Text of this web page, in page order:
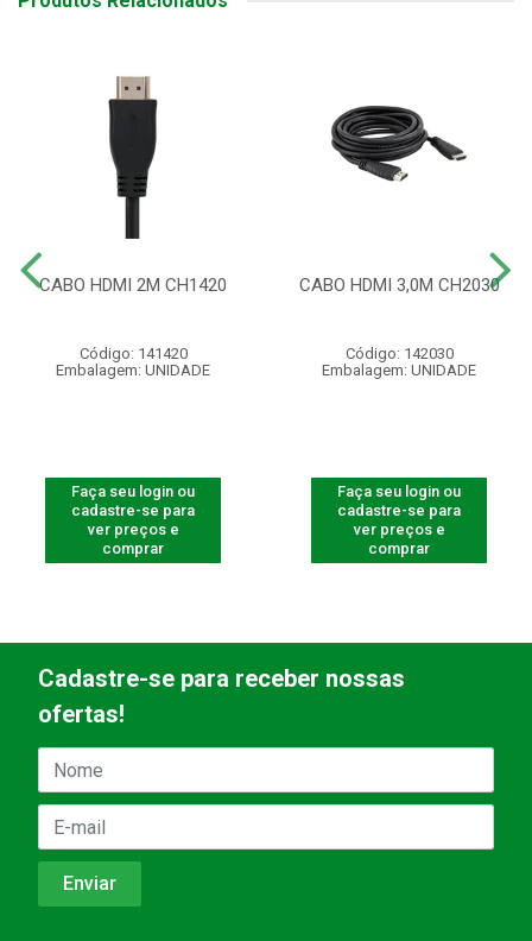
CABO HDMI 2M CH1420
Código: 141420
Embalagem: UNIDADE
Faça seu login ou
cadastre-se para
ver preços e
comprar
CABO HDMI 3,0M CH2030
Código: 142030
Embalagem: UNIDADE
Faça seu login ou
cadastre-se para
ver preços e
comprar
Cadastre-se para receber nossas
ofertas!